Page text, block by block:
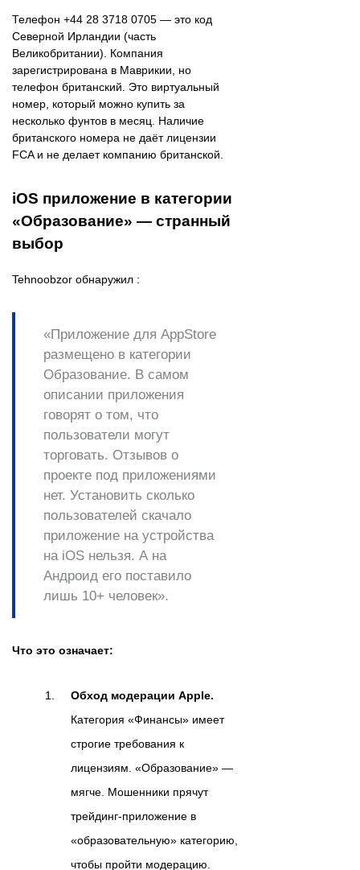
Телефон +44 28 3718 0705 — это код
Северной Ирландии (часть
Великобритании). Компания
зарегистрирована в Маврикии, но
телефон британский. Это виртуальный
номер, который можно купить за
несколько фунтов в месяц. Наличие
британского номера не даёт лицензии
FCA и не делает компанию британской.
iOS приложение в категории
«Образование» — странный
выбор
Tehnoobzor обнаружил :
«Приложение для AppStore
размещено в категории
Образование. В самом
описании приложения
говорят о том, что
пользователи могут
торговать. Отзывов о
проекте под приложениями
нет. Установить сколько
пользователей скачало
приложение на устройства
на iOS нельзя. А на
Андроид его поставило
лишь 10+ человек».
Что это означает:
Обход модерации Apple.
Категория «Финансы» имеет
строгие требования к
лицензиям. «Образование» —
мягче. Мошенники прячут
трейдинг-приложение в
«образовательную» категорию,
чтобы пройти модерацию.